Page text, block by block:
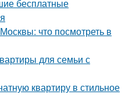
бесплатные
что посмотреть в
для семьи с
квартиру в стильное